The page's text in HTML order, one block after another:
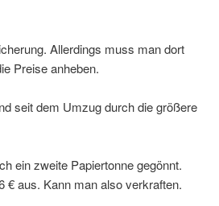
Allerdings muss man dort
Preise anheben.
seit dem Umzug durch die größere
ein zweite Papiertonne gegönnt.
€ aus. Kann man also verkraften.